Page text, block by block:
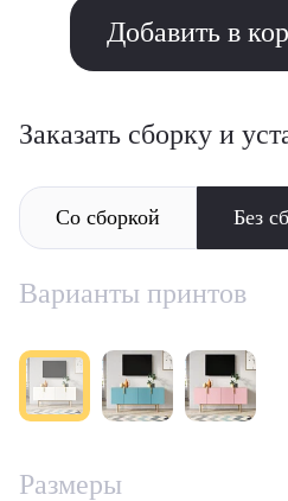
Добавить в
Заказать сборку и
Со сборкой Без
Варианты принтов
Размеры